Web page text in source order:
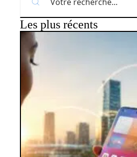
Les plus récents